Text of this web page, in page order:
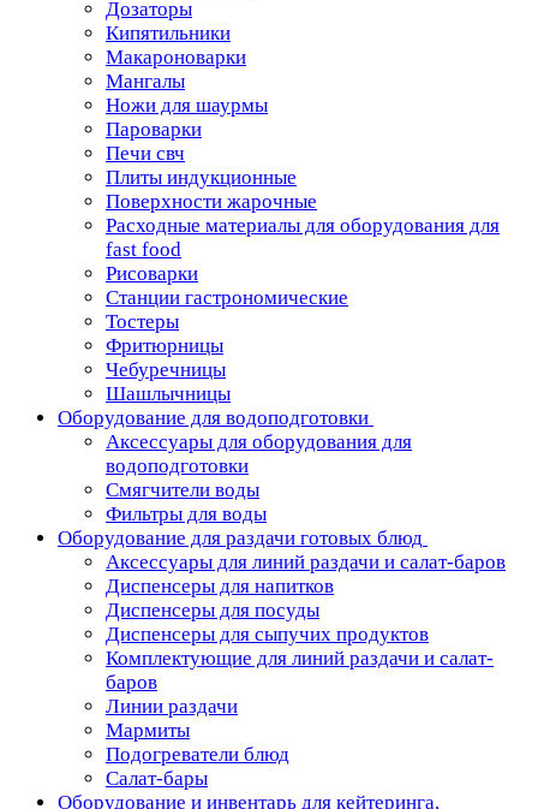
Дозаторы
Кипятильники
Макароноварки
Мангалы
Ножи для шаурмы
Пароварки
Печи свч
Плиты индукционные
Поверхности жарочные
Расходные материалы для оборудования для
fast food
Рисоварки
Станции гастрономические
Тостеры
Фритюрницы
Чебуречницы
Шашлычницы
Оборудование для водоподготовки
Аксессуары для оборудования для
водоподготовки
Смягчители воды
Фильтры для воды
Оборудование для раздачи готовых блюд
Аксессуары для линий раздачи и салат-баров
Диспенсеры для напитков
Диспенсеры для посуды
Диспенсеры для сыпучих продуктов
Комплектующие для линий раздачи и салат-
баров
Линии раздачи
Мармиты
Подогреватели блюд
Салат-бары
Оборудование и инвентарь для кейтеринга,